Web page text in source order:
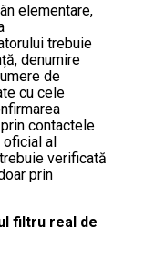
elementare,
trebuie
denumire
de
cu cele
contactele
oficial al
verificată
prin
filtru real de